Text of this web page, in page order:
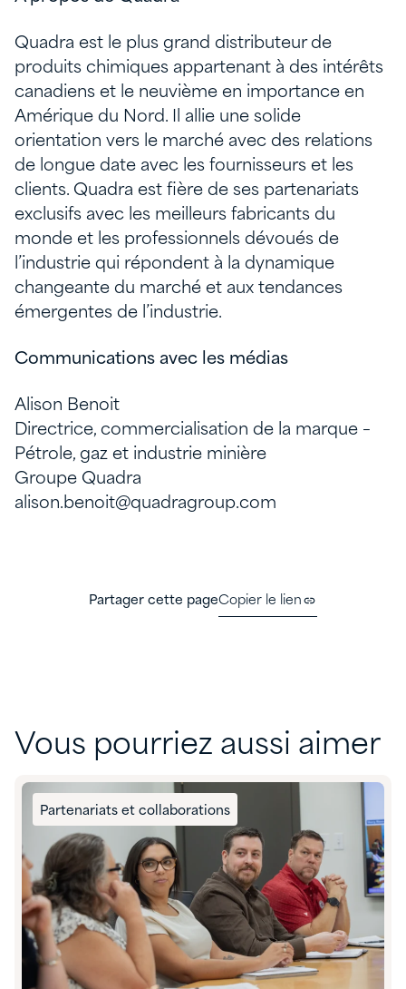
Quadra est le plus grand distributeur de
produits chimiques appartenant à des intérêts
canadiens et le neuvième en importance en
Amérique du Nord. Il allie une solide
orientation vers le marché avec des relations
de longue date avec les fournisseurs et les
clients. Quadra est fière de ses partenariats
exclusifs avec les meilleurs fabricants du
monde et les professionnels dévoués de
l’industrie qui répondent à la dynamique
changeante du marché et aux tendances
émergentes de l’industrie.
Communications avec les médias
Alison Benoit
Directrice, commercialisation de la marque –
Pétrole, gaz et industrie minière
Groupe Quadra
alison.benoit@quadragroup.com
Partager cette pageCopier le lien
Vous pourriez aussi aimer
Partenariats et collaborations